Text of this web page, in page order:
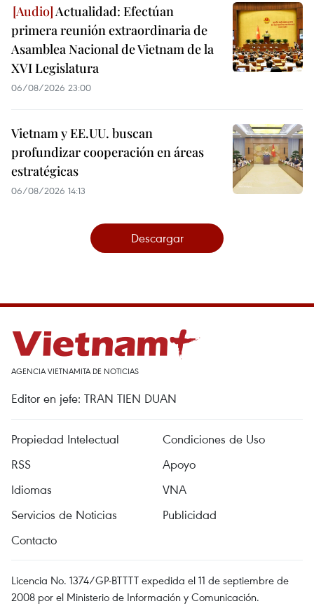
Actualidad: Efectúan
primera reunión extraordinaria de
Asamblea Nacional de Vietnam de la
XVI Legislatura
06/08/2026 23:00
Vietnam y EE.UU. buscan
profundizar cooperación en áreas
estratégicas
06/08/2026 14:13
Descargar
AGENCIA VIETNAMITA DE NOTICIAS
Editor en jefe: TRAN TIEN DUAN
Propiedad Intelectual
Condiciones de Uso
RSS
Apoyo
Idiomas
VNA
Servicios de Noticias
Publicidad
Contacto
Licencia No. 1374/GP-BTTTT expedida el 11 de septiembre de
2008 por el Ministerio de Información y Comunicación.